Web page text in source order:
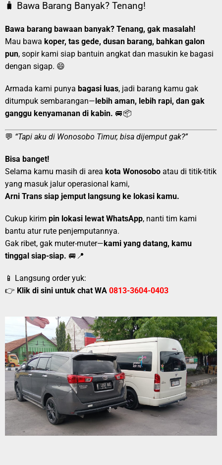
🧳 Bawa Barang Banyak? Tenang!
Bawa barang bawaan banyak? Tenang, gak masalah!
Mau bawa koper, tas gede, dusan barang, bahkan galon
pun, sopir kami siap bantuin angkat dan masukin ke bagasi
dengan sigap. 😄
Armada kami punya bagasi luas, jadi barang kamu gak
ditumpuk sembarangan—lebih aman, lebih rapi, dan gak
ganggu kenyamanan di kabin. 🚐📦
💬 “Tapi aku di Wonosobo Timur, bisa dijemput gak?”
Bisa banget!
Selama kamu masih di area kota Wonosobo atau di titik-titik
yang masuk jalur operasional kami,
Arni Trans siap jemput langsung ke lokasi kamu.
Cukup kirim pin lokasi lewat WhatsApp, nanti tim kami
bantu atur rute penjemputannya.
Gak ribet, gak muter-muter—kami yang datang, kamu
tinggal siap-siap. 🚐📍
📱 Langsung order yuk:
👉 Klik di sini untuk chat WA 0813-3604-0403